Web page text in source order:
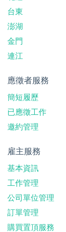
台東
澎湖
金門
連江
應徵者服務
簡短履歷
已應徵工作
邀約管理
雇主服務
基本資訊
工作管理
公司單位管理
訂單管理
購買置頂服務